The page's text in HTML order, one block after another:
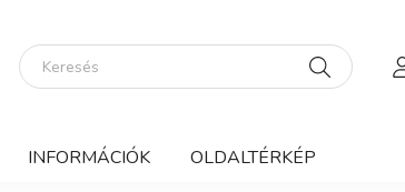
INFORMÁCIÓK OLDALTÉRKÉP